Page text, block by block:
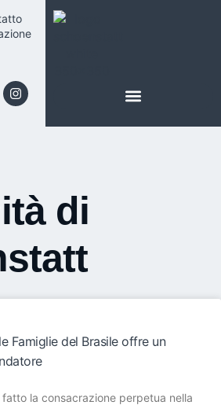
di
Famiglie del Brasile offre un
la consacrazione perpetua nella